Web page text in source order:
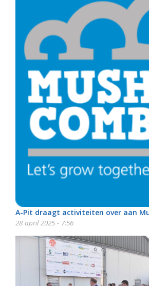
A-Pit draagt activiteiten over aan
28 april 2025 - 7:56